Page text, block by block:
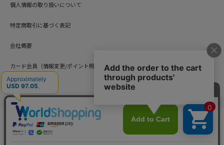
個人情報の取り扱いについて
特定商取引に基づく表記
会社概要
カード会員（情報変更/ポイント照会）
お問い合わせ